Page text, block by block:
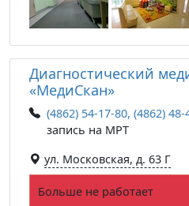
Диагностический
«МедиСкан»
(4862) 54-17-80, (4862)
запись на МРТ
ул. Московская, д. 63 Г
Больше не работает